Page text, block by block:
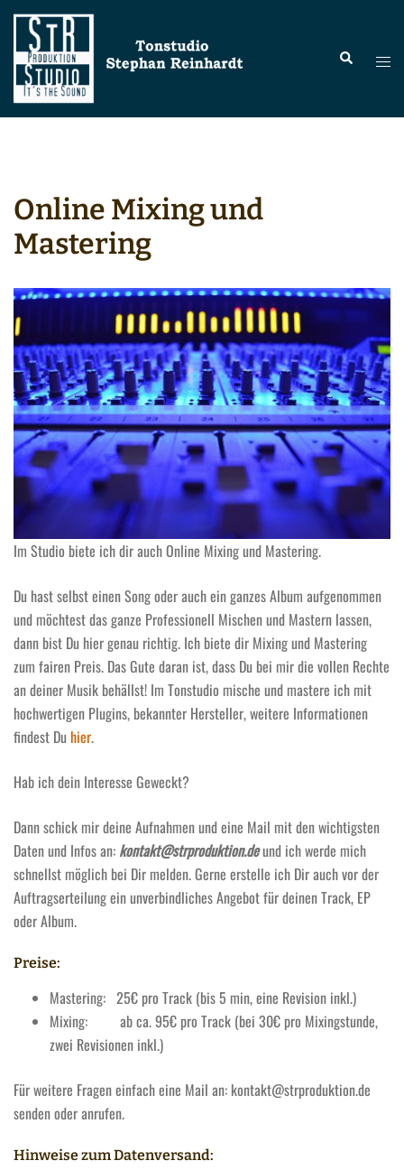
Zum
Inhalt
springen
Suche
Menü
Online Mixing und
Mastering
Im Studio biete ich dir auch Online Mixing und Mastering.
Du hast selbst einen Song oder auch ein ganzes Album aufgenommen
und möchtest das ganze Professionell Mischen und Mastern lassen,
dann bist Du hier genau richtig. Ich biete dir Mixing und Mastering
zum fairen Preis. Das Gute daran ist, dass Du bei mir die vollen Rechte
an deiner Musik behällst! Im Tonstudio mische und mastere ich mit
hochwertigen Plugins, bekannter Hersteller, weitere Informationen
findest Du hier.
Hab ich dein Interesse Geweckt?
Dann schick mir deine Aufnahmen und eine Mail mit den wichtigsten
Daten und Infos an: kontakt@strproduktion.deund ich werde mich
schnellst möglich bei Dir melden. Gerne erstelle ich Dir auch vor der
Auftragserteilung ein unverbindliches Angebot für deinen Track, EP
oder Album.
Preise:
Mastering: 25€ pro Track (bis 5 min, eine Revision inkl.)
Mixing: ab ca. 95€ pro Track (bei 30€ pro Mixingstunde,
zwei Revisionen inkl.)
Für weitere Fragen einfach eine Mail an: kontakt@strproduktion.de
senden oder anrufen.
Hinweise zum Datenversand: